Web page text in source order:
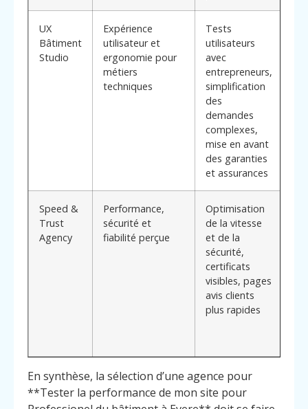
UX
Bâtiment
Studio
Expérience
utilisateur et
ergonomie pour
métiers
techniques
Tests
utilisateurs
avec
entrepreneurs,
simplification
des
demandes
complexes,
mise en avant
des garanties
et assurances
Speed &
Trust
Agency
Performance,
sécurité et
fiabilité perçue
Optimisation
de la vitesse
et de la
sécurité,
certificats
visibles, pages
avis clients
plus rapides
En synthèse, la sélection d’une agence pour
**Tester la performance de mon site pour